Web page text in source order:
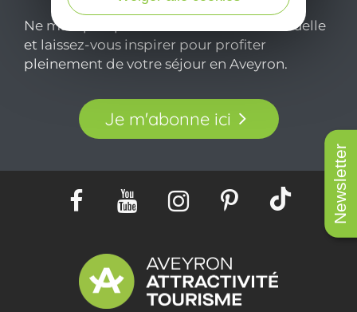
Newsletter
Ne manquez pas notre newsletter mensuelle
et laissez-vous inspirer pour profiter
pleinement de votre séjour en Aveyron.
Je m'abonne ici